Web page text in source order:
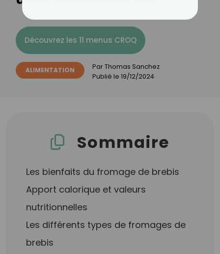
Découvrez les 11 menus CROQ
ALIMENTATION ParThomas Sanchez
Publié le 19/12/2024
Sommaire
Les bienfaits du fromage de brebis
Apport calorique et valeurs
nutritionnelles
Les différents types de fromages de
brebis